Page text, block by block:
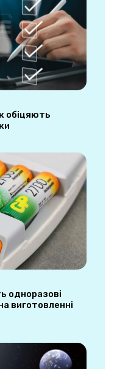
обіцяють
одноразові
виготовленні